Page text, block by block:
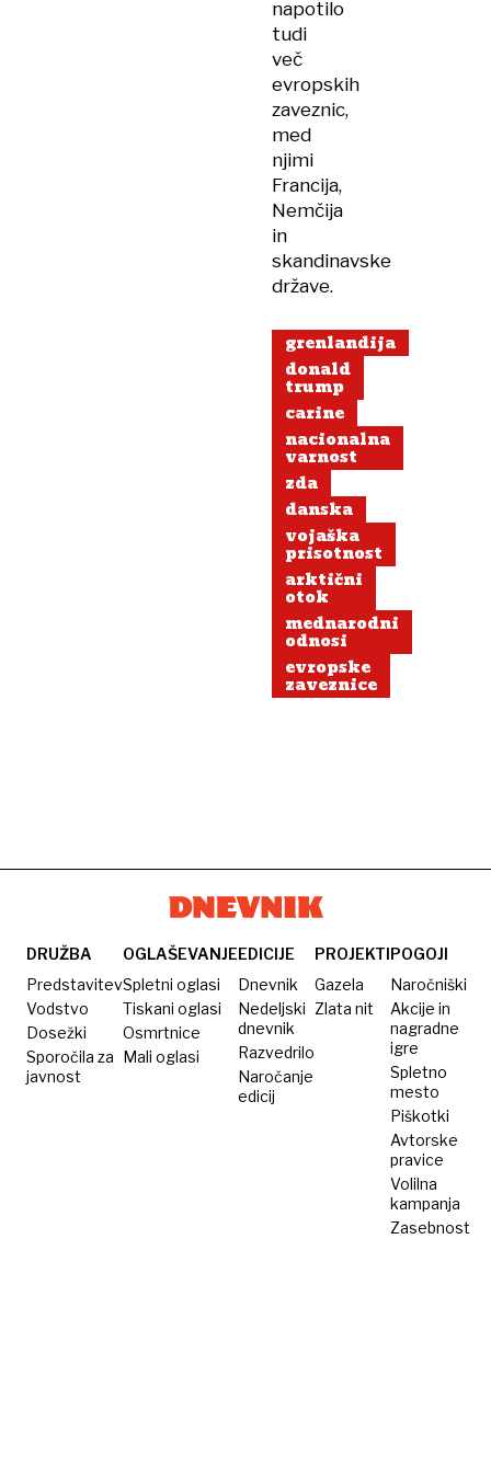
napotilo
tudi
več
evropskih
zaveznic,
med
njimi
Francija,
Nemčija
in
skandinavske
države.
grenlandija
donald
trump
carine
nacionalna
varnost
zda
danska
vojaška
prisotnost
arktični
otok
mednarodni
odnosi
evropske
zaveznice
DRUŽBA
Predstavitev
Vodstvo
Dosežki
Sporočila za
javnost
OGLAŠEVANJE
Spletni oglasi
Tiskani oglasi
Osmrtnice
Mali oglasi
EDICIJE
Dnevnik
Nedeljski
dnevnik
Razvedrilo
Naročanje
edicij
PROJEKTI
Gazela
Zlata nit
POGOJI
Naročniški
Akcije in
nagradne
igre
Spletno
mesto
Piškotki
Avtorske
pravice
Volilna
kampanja
Zasebnost